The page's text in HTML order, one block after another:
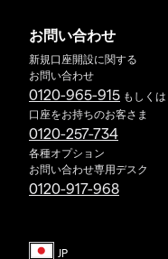
お問い合わせ
新規口座開設に関する
お問い合わせ
0120-965-915 もしくは
口座をお持ちのお客さま
0120-257-734
各種オプション
お問い合わせ専用デスク
0120-917-968